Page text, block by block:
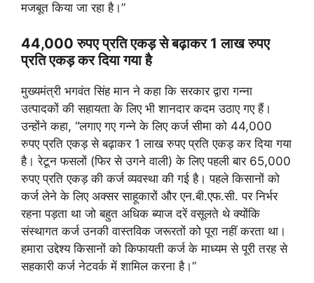
मजबूत किया जा रहा है।”
44,000 रुपए प्रति एकड़ से बढ़ाकर 1 लाख रुपए
प्रति एकड़ कर दिया गया है
मुख्यमंत्री भगवंत सिंह मान ने कहा कि सरकार द्वारा गन्ना
उत्पादकों की सहायता के लिए भी शानदार कदम उठाए गए हैं।
उन्होंने कहा, “लगाए गए गन्ने के लिए कर्ज सीमा को 44,000
रुपए प्रति एकड़ से बढ़ाकर 1 लाख रुपए प्रति एकड़ कर दिया गया
है। रेटून फसलों (फिर से उगने वाली) के लिए पहली बार 65,000
रुपए प्रति एकड़ की कर्ज व्यवस्था की गई है। पहले किसानों को
कर्ज लेने के लिए अक्सर साहूकारों और एन.बी.एफ.सी. पर निर्भर
रहना पड़ता था जो बहुत अधिक ब्याज दरें वसूलते थे क्योंकि
संस्थागत कर्ज उनकी वास्तविक जरूरतों को पूरा नहीं करता था।
हमारा उद्देश्य किसानों को किफायती कर्ज के माध्यम से पूरी तरह से
सहकारी कर्ज नेटवर्क में शामिल करना है।”